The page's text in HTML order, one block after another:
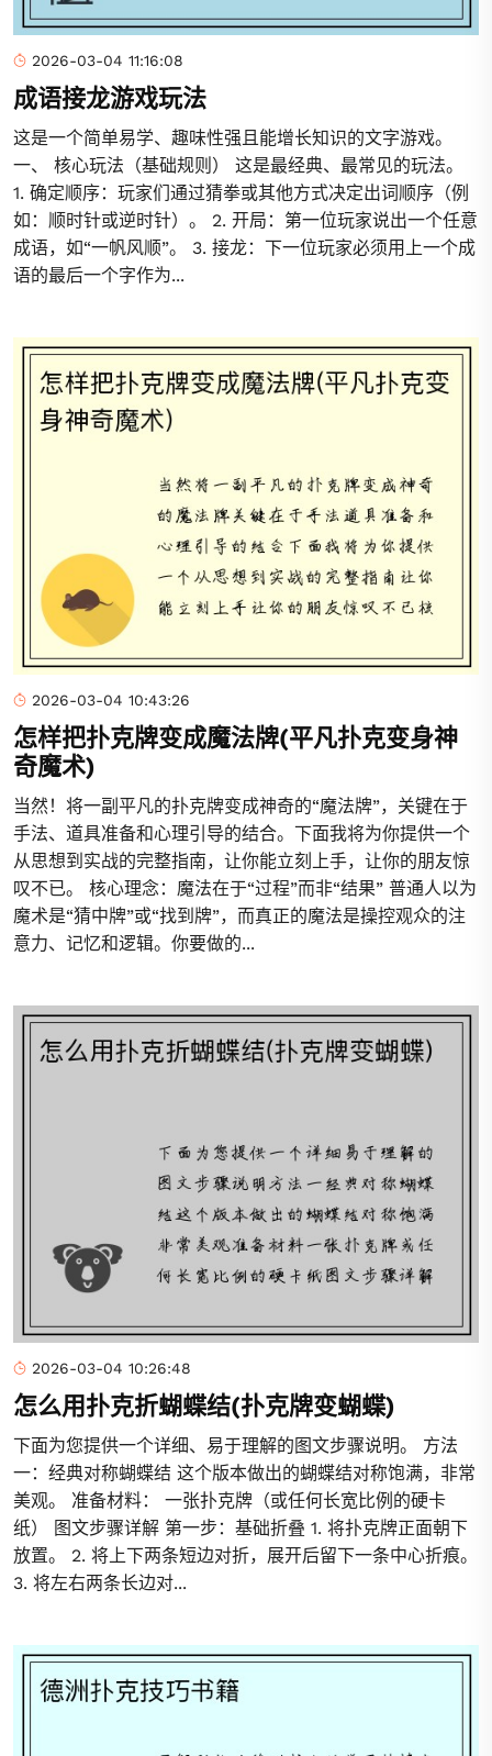
2026-03-04 11:16:08
成语接龙游戏玩法
这是一个简单易学、趣味性强且能增长知识的文字游戏。
一、 核心玩法（基础规则） 这是最经典、最常见的玩法。
1. 确定顺序：玩家们通过猜拳或其他方式决定出词顺序（例
如：顺时针或逆时针）。 2. 开局：第一位玩家说出一个任意
成语，如“一帆风顺”。 3. 接龙：下一位玩家必须用上一个成
语的最后一个字作为...
2026-03-04 10:43:26
怎样把扑克牌变成魔法牌(平凡扑克变身神
奇魔术)
当然！将一副平凡的扑克牌变成神奇的“魔法牌”，关键在于
手法、道具准备和心理引导的结合。下面我将为你提供一个
从思想到实战的完整指南，让你能立刻上手，让你的朋友惊
叹不已。 核心理念：魔法在于“过程”而非“结果” 普通人以为
魔术是“猜中牌”或“找到牌”，而真正的魔法是操控观众的注
意力、记忆和逻辑。你要做的...
2026-03-04 10:26:48
怎么用扑克折蝴蝶结(扑克牌变蝴蝶)
下面为您提供一个详细、易于理解的图文步骤说明。 方法
一：经典对称蝴蝶结 这个版本做出的蝴蝶结对称饱满，非常
美观。 准备材料： 一张扑克牌（或任何长宽比例的硬卡
纸） 图文步骤详解 第一步：基础折叠 1. 将扑克牌正面朝下
放置。 2. 将上下两条短边对折，展开后留下一条中心折痕。
3. 将左右两条长边对...